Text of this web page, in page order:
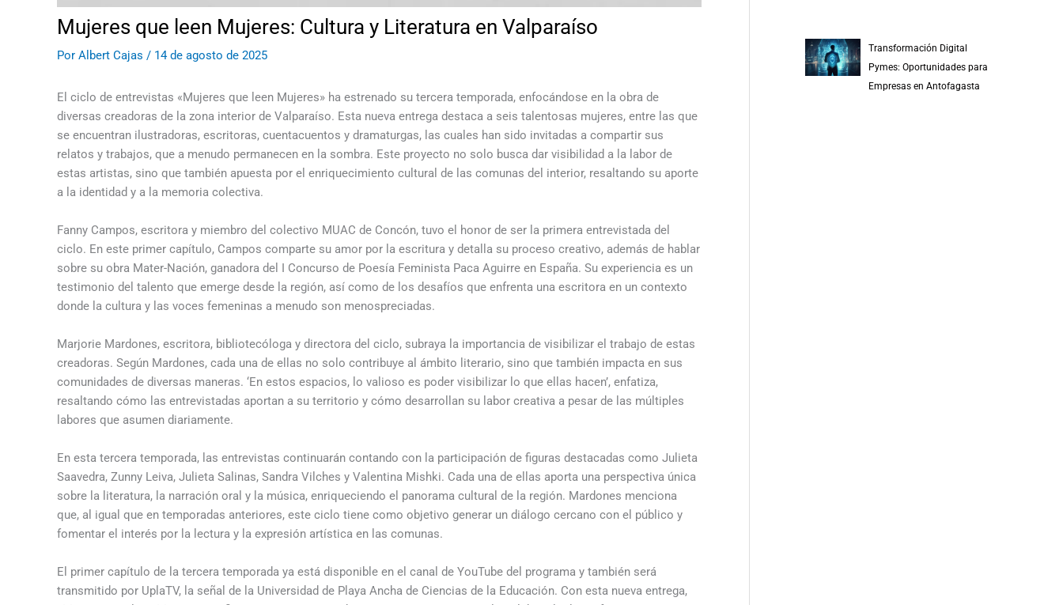
Mujeres que leen Mujeres: Cultura y Literatura en Valparaíso
Por Albert Cajas / 14 de agosto de 2025
El ciclo de entrevistas «Mujeres que leen Mujeres» ha estrenado su tercera temporada, enfocándose en la obra de
diversas creadoras de la zona interior de Valparaíso. Esta nueva entrega destaca a seis talentosas mujeres, entre las que
se encuentran ilustradoras, escritoras, cuentacuentos y dramaturgas, las cuales han sido invitadas a compartir sus
relatos y trabajos, que a menudo permanecen en la sombra. Este proyecto no solo busca dar visibilidad a la labor de
estas artistas, sino que también apuesta por el enriquecimiento cultural de las comunas del interior, resaltando su aporte
a la identidad y a la memoria colectiva.
Fanny Campos, escritora y miembro del colectivo MUAC de Concón, tuvo el honor de ser la primera entrevistada del
ciclo. En este primer capítulo, Campos comparte su amor por la escritura y detalla su proceso creativo, además de hablar
sobre su obra Mater-Nación, ganadora del I Concurso de Poesía Feminista Paca Aguirre en España. Su experiencia es un
testimonio del talento que emerge desde la región, así como de los desafíos que enfrenta una escritora en un contexto
donde la cultura y las voces femeninas a menudo son menospreciadas.
Marjorie Mardones, escritora, bibliotecóloga y directora del ciclo, subraya la importancia de visibilizar el trabajo de estas
creadoras. Según Mardones, cada una de ellas no solo contribuye al ámbito literario, sino que también impacta en sus
comunidades de diversas maneras. ‘En estos espacios, lo valioso es poder visibilizar lo que ellas hacen’, enfatiza,
resaltando cómo las entrevistadas aportan a su territorio y cómo desarrollan su labor creativa a pesar de las múltiples
labores que asumen diariamente.
En esta tercera temporada, las entrevistas continuarán contando con la participación de figuras destacadas como Julieta
Saavedra, Zunny Leiva, Julieta Salinas, Sandra Vilches y Valentina Mishki. Cada una de ellas aporta una perspectiva única
sobre la literatura, la narración oral y la música, enriqueciendo el panorama cultural de la región. Mardones menciona
que, al igual que en temporadas anteriores, este ciclo tiene como objetivo generar un diálogo cercano con el público y
fomentar el interés por la lectura y la expresión artística en las comunas.
El primer capítulo de la tercera temporada ya está disponible en el canal de YouTube del programa y también será
transmitido por UplaTV, la señal de la Universidad de Playa Ancha de Ciencias de la Educación. Con esta nueva entrega,
Transformación Digital
Pymes: Oportunidades para
Empresas en Antofagasta